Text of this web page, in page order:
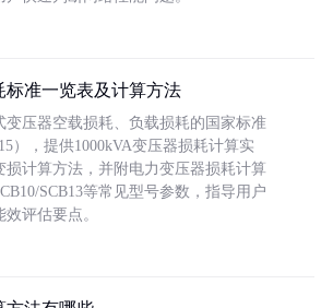
标准一览表及计算方法
变压器空载损耗、负载损耗的国家标准
），提供1000kVA变压器损耗计算实
损计算方法，并附电力变压器损耗计算
SCB13等常见型号参数，指导用户
评估要点。